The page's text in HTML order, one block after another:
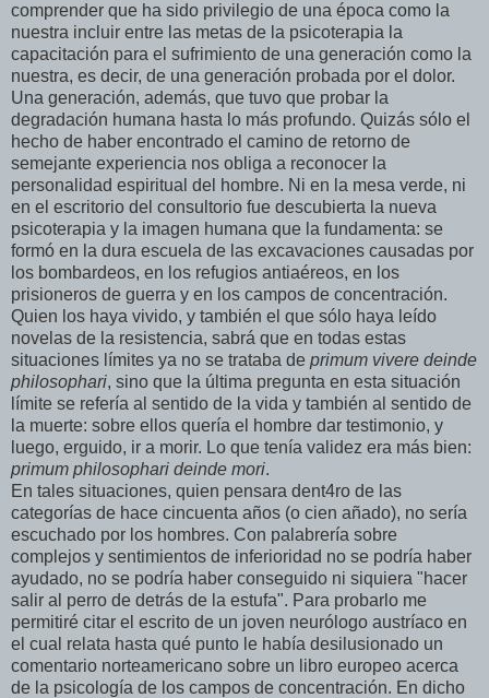
comprender que ha sido privilegio de una época como la
nuestra incluir entre las metas de la psicoterapia la
capacitación para el sufrimiento de una generación como la
nuestra, es decir, de una generación probada por el dolor.
Una generación, además, que tuvo que probar la
degradación humana hasta lo más profundo. Quizás sólo el
hecho de haber encontrado el camino de retorno de
semejante experiencia nos obliga a reconocer la
personalidad espiritual del hombre. Ni en la mesa verde, ni
en el escritorio del consultorio fue descubierta la nueva
psicoterapia y la imagen humana que la fundamenta: se
formó en la dura escuela de las excavaciones causadas por
los bombardeos, en los refugios antiaéreos, en los
prisioneros de guerra y en los campos de concentración.
Quien los haya vivido, y también el que sólo haya leído
novelas de la resistencia, sabrá que en todas estas
situaciones límites ya no se trataba de primum vivere deinde
philosophari, sino que la última pregunta en esta situación
límite se refería al sentido de la vida y también al sentido de
la muerte: sobre ellos quería el hombre dar testimonio, y
luego, erguido, ir a morir. Lo que tenía validez era más bien:
primum philosophari deinde mori.
En tales situaciones, quien pensara dent4ro de las
categorías de hace cincuenta años (o cien añado), no sería
escuchado por los hombres. Con palabrería sobre
complejos y sentimientos de inferioridad no se podría haber
ayudado, no se podría haber conseguido ni siquiera "hacer
salir al perro de detrás de la estufa". Para probarlo me
permitiré citar el escrito de un joven neurólogo austríaco en
el cual relata hasta qué punto le había desilusionado un
comentario norteamericano sobre un libro europeo acerca
de la psicología de los campos de concentración. En dicho